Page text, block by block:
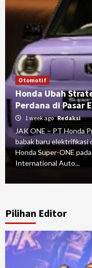
Otomotif
Honda Ubah
Perdana di Pasar
1 week ago Redaksi
JAK ONE – PT Honda
babak baru elektrifikasi
Honda Super-ONE
International Auto...
Pilihan Editor